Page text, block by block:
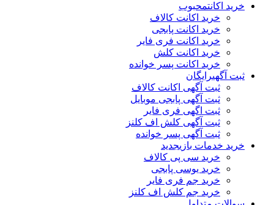
خرید اکانتمحبوب
خرید اکانت کالاف
خرید اکانت پابجی
خرید اکانت فری فایر
خرید اکانت کلش
خرید اکانت پسر خوانده
ثبت آگهیرایگان
ثبت آگهی اکانت کالاف
ثبت آگهی پابجی موبایل
ثبت اگهی فری فایر
ثبت آگهی کلش اف کلنز
ثبت آگهی پسر خوانده
خرید خدمات بازیجدید
خرید سی پی کالاف
خرید یوسی پابجی
خرید جم فری فایر
خرید جم کلش اف کلنز